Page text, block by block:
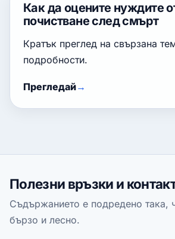
Как да оцените нуждите
почистване след смърт
Кратък преглед на свързана
подробности.
Прегледай
Полезни връзки и
Съдържанието е подредено така,
бързо и лесно.